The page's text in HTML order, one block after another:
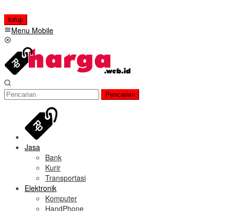
tutup
Menu Mobile
Pencarian
Jasa
Bank
Kurir
Transportasi
Elektronik
Komputer
HandPhone